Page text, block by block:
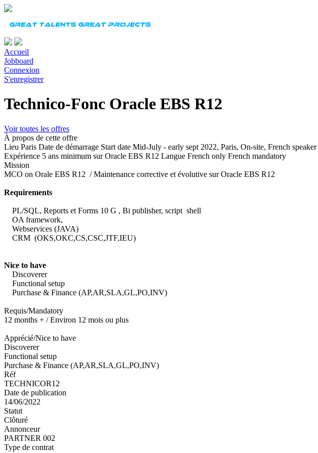
Accueil
Jobboard
Connexion
S'enregistrer
Technico-Fonc Oracle EBS R12
Voir toutes les offres
À propos de cette offre
Lieu Paris Date de démarrage Start date Mid-July - early sept 2022, Paris, On-site, French speaker
Expérience 5 ans minimum sur Oracle EBS R12 Langue French only French mandatory
Mission
MCO on Orale EBS R12 / Maintenance corrective et évolutive sur Oracle EBS R12
Requirements
PL/SQL, Reports et Forms 10 G , Bi publisher, script shell
OA framework,
Webservices (JAVA)
CRM (OKS,OKC,CS,CSC,JTF,IEU)
Nice to have
Discoverer
Functional setup
Purchase & Finance (AP,AR,SLA,GL,PO,INV)
Requis/Mandatory
12 months + / Environ 12 mois ou plus
Apprécié/Nice to have
Discoverer
Functional setup
Purchase & Finance (AP,AR,SLA,GL,PO,INV)
Réf
TECHNICOR12
Date de publication
14/06/2022
Statut
Clôturé
Annonceur
PARTNER 002
Type de contrat